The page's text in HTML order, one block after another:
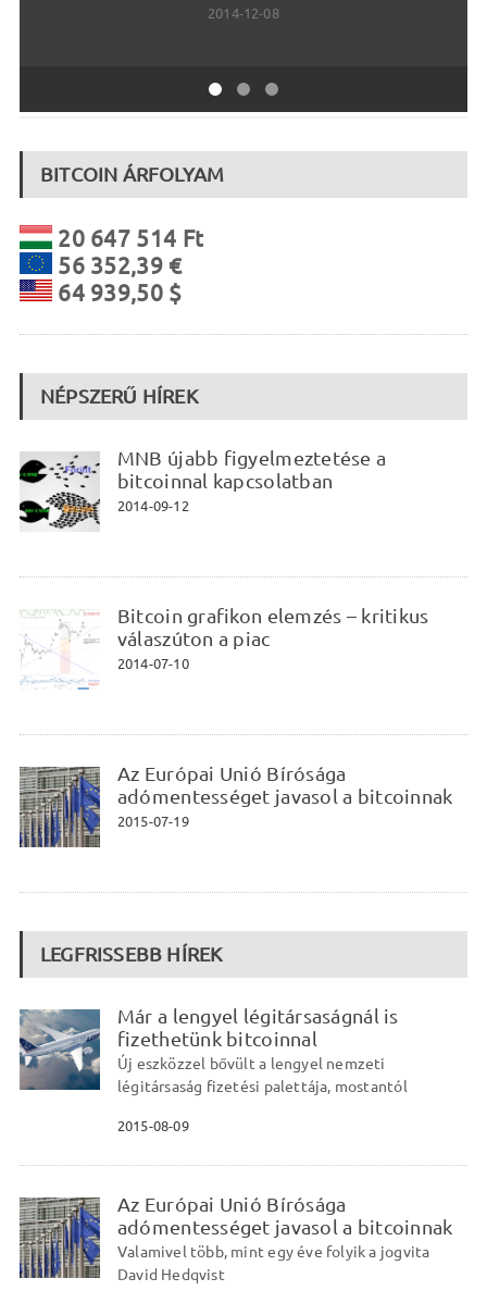
2014-12-08
BITCOIN ÁRFOLYAM
20 647 514 Ft
56 352,39 €
64 939,50 $
NÉPSZERŰ HÍREK
MNB újabb figyelmeztetése a
bitcoinnal kapcsolatban
2014-09-12
Bitcoin grafikon elemzés – kritikus
válaszúton a piac
2014-07-10
Az Európai Unió Bírósága
adómentességet javasol a bitcoinnak
2015-07-19
LEGFRISSEBB HÍREK
Már a lengyel légitársaságnál is
fizethetünk bitcoinnal
Új eszközzel bővült a lengyel nemzeti
légitársaság fizetési palettája, mostantól
2015-08-09
Az Európai Unió Bírósága
adómentességet javasol a bitcoinnak
Valamivel több, mint egy éve folyik a jogvita
David Hedqvist